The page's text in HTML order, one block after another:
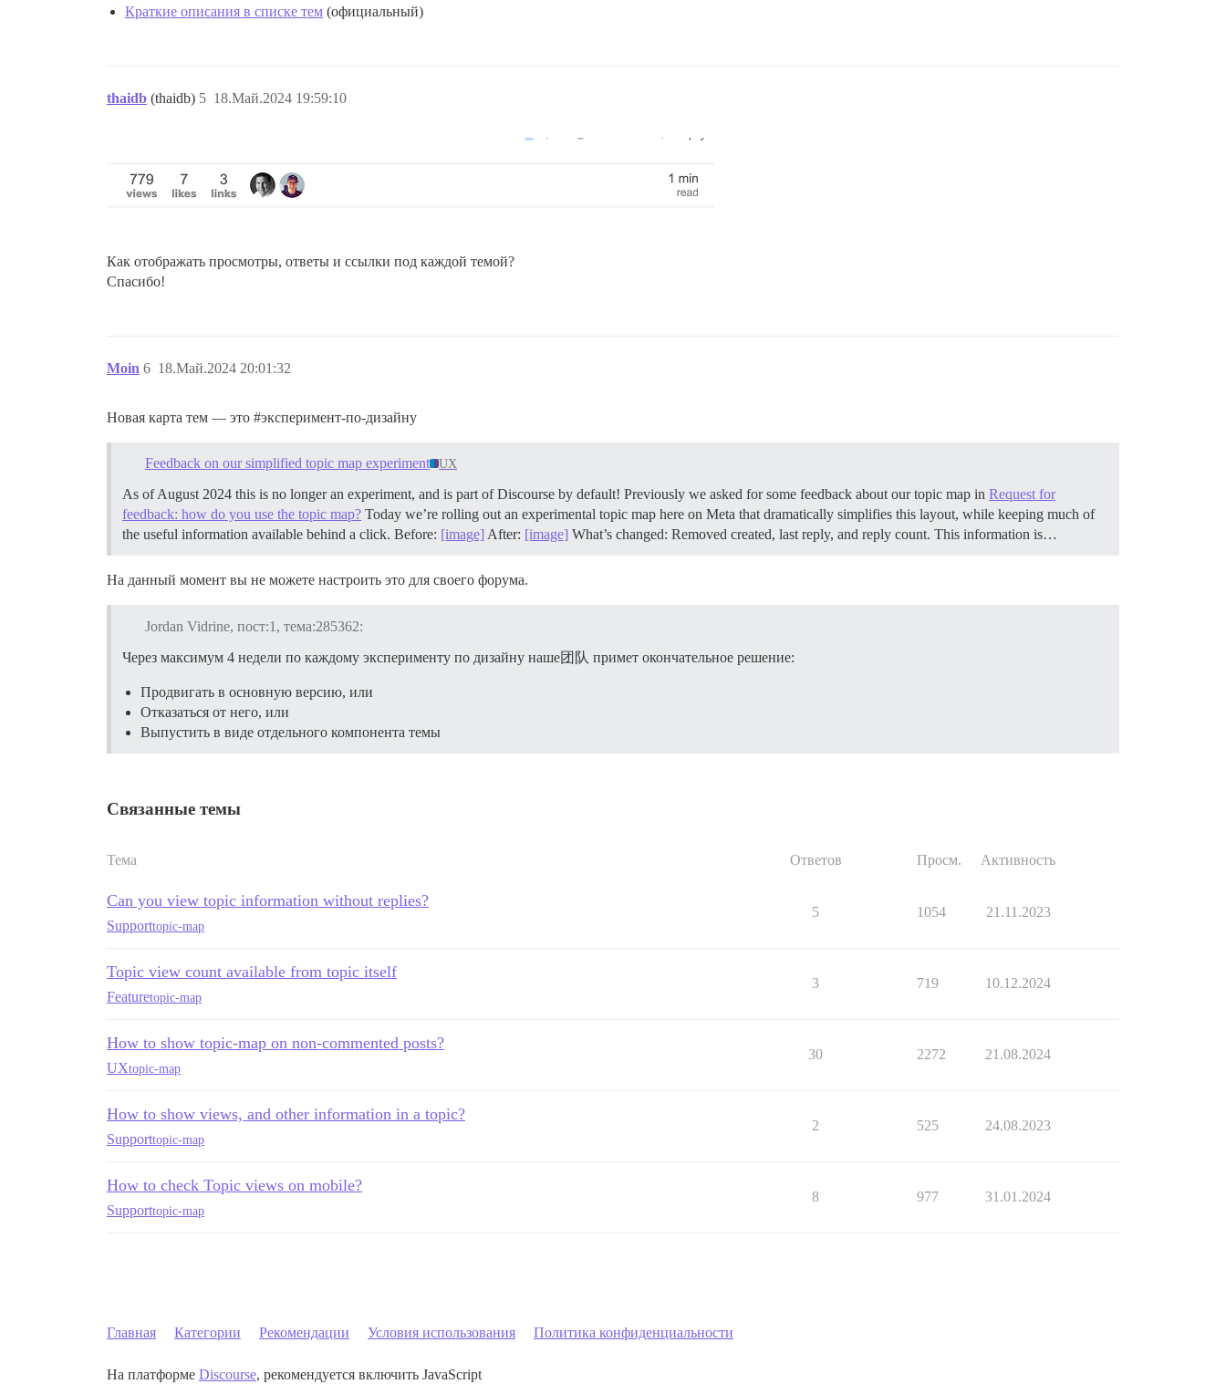
Краткие описания в списке тем (официальный)
thaidb (thaidb) 18.Май.2024 19:59:10
5
Как отображать просмотры, ответы и ссылки под каждой темой?
Спасибо!
Moin 18.Май.2024 20:01:32
6
Новая карта тем — это #эксперимент-по-дизайну
Feedback on our simplified topic map experiment UX
As of August 2024 this is no longer an experiment, and is part of Discourse by default! Previously we asked for some feedback about our topic map in Request for
feedback: how do you use the topic map? Today we’re rolling out an experimental topic map here on Meta that dramatically simplifies this layout, while keeping much of
the useful information available behind a click. Before: [image] After: [image] What’s changed: Removed created, last reply, and reply count. This information is…
На данный момент вы не можете настроить это для своего форума.
Jordan Vidrine, пост:1, тема:285362:
Через максимум 4 недели по каждому эксперименту по дизайну наше团队 примет окончательное решение:
Продвигать в основную версию, или
Отказаться от него, или
Выпустить в виде отдельного компонента темы
Связанные темы
Тема Ответов Просм. Активность
Can you view topic information without replies?
Supporttopic-map
5 1054 21.11.2023
Topic view count available from topic itself
Featuretopic-map
3 719 10.12.2024
How to show topic-map on non-commented posts?
UXtopic-map
30 2272 21.08.2024
How to show views, and other information in a topic?
Supporttopic-map
2 525 24.08.2023
How to check Topic views on mobile?
Supporttopic-map
8 977 31.01.2024
Главная Категории Рекомендации Условия использования Политика конфиденциальности
На платформе Discourse, рекомендуется включить JavaScript